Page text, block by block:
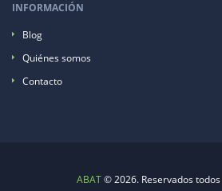
INFORMACIÓN
Blog
Quiénes somos
Contacto
ABAT© 2026. Reservados todos